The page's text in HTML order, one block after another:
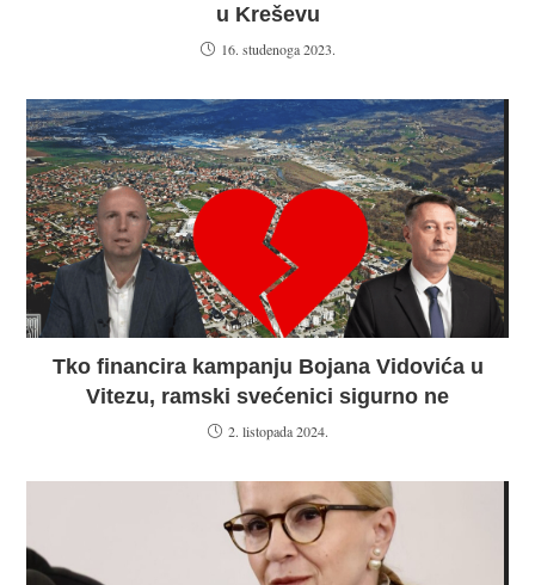
u Kreševu
16. studenoga 2023.
Tko financira kampanju Bojana Vidovića u
Vitezu, ramski svećenici sigurno ne
2. listopada 2024.